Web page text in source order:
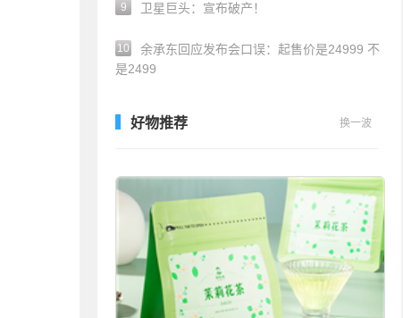
9 卫星巨头：宣布破产！
10
余承东回应发布会口误：起售价是24999 不
是2499
好物推荐 换一波